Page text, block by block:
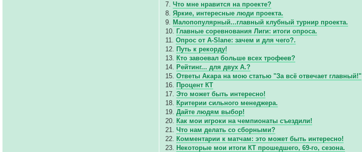
7.Что мне нравится на проекте?
8.Яркие, интересные люди проекта.
9. Малопопулярный...главный клубный турнир проекта.
10. Главные соревнования Лиги: итоги опроса.
11.Опрос от A-Slane: зачем и для чего?.
12. Путь к рекорду!
13. Кто завоевал больше всех трофеев?
14. Рейтинг... для двух А.?
15.Ответы Акара на мою статью "За всё отвечает главный!"
16. Процент КТ
17.Это может быть интересно!
18. Критерии сильного менеджера.
19.Дайте людям выбор!
20. Как мои игроки на чемпионаты съездили!
21.Что нам делать со сборными?
22. Комментарии к матчам: это может быть интересно!
23. Некоторые мои итоги КТ прошедшего, 69-го, сезона.